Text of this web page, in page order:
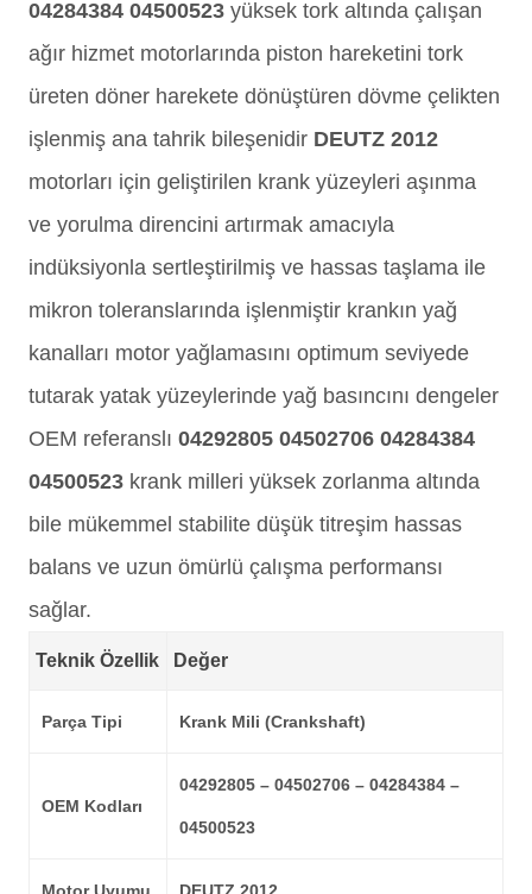
04284384 04500523 yüksek tork altında çalışan
ağır hizmet motorlarında piston hareketini tork
üreten döner harekete dönüştüren dövme çelikten
işlenmiş ana tahrik bileşenidir DEUTZ 2012
motorları için geliştirilen krank yüzeyleri aşınma
ve yorulma direncini artırmak amacıyla
indüksiyonla sertleştirilmiş ve hassas taşlama ile
mikron toleranslarında işlenmiştir krankın yağ
kanalları motor yağlamasını optimum seviyede
tutarak yatak yüzeylerinde yağ basıncını dengeler
OEM referanslı 04292805 04502706 04284384
04500523 krank milleri yüksek zorlanma altında
bile mükemmel stabilite düşük titreşim hassas
balans ve uzun ömürlü çalışma performansı
sağlar.
Teknik Özellik Değer
Parça Tipi Krank Mili (Crankshaft)
OEM Kodları
04292805 – 04502706 – 04284384 –
04500523